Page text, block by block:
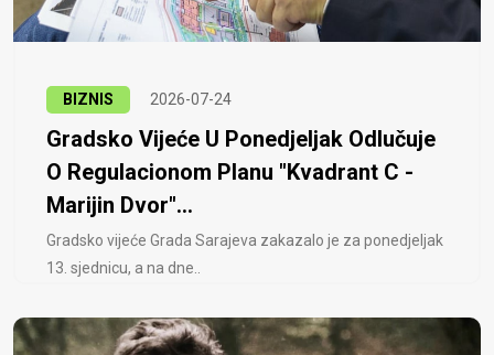
BIZNIS 2026-07-24
Gradsko Vijeće U Ponedjeljak Odlučuje
O Regulacionom Planu "Kvadrant C -
Marijin Dvor"...
Gradsko vijeće Grada Sarajeva zakazalo je za ponedjeljak
13. sjednicu, a na dne..